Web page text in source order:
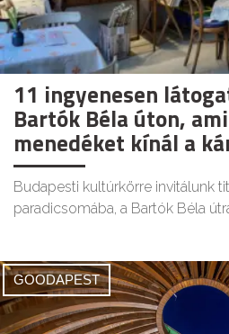
11 ingyenesen
Bartók Béla úton,
menedéket kínál a
Budapesti kultúrkörre invitálunk
paradicsomába, a Bartók Béla
GOODAPEST